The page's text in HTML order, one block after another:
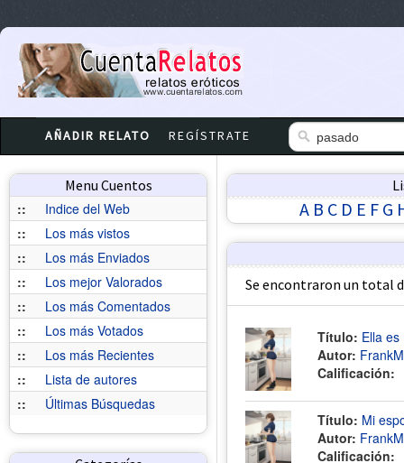
AÑADIR RELATO REGÍSTRATE
Menu Cuentos
::
Indice del Web
::
Los más vistos
::
Los más Enviados
::
Los mejor Valorados
::
Los más Comentados
::
Los más Votados
::
Los más Recientes
::
Lista de autores
::
Últimas Búsquedas
A B C D E F G
Se encontraron un total
Título: Ella es
Autor:
Calificación:
Título: Mi
Autor:
Calificación: